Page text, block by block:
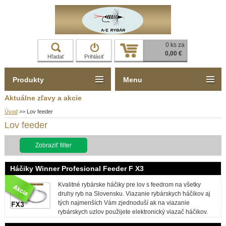
Hľadať Prihlásiť
0 ks za
0,00 €
Aktuálne zľavy a akcie
Úvod >> Lov feeder
Lov feeder
Zobraziť filter
Háčiky Winner Profesional Feeder F X3
Kvalitné rybárske háčiky pre lov s feedrom na všetky
druhy ryb na Slovensku. Viazanie rybárskych háčikov aj
tých najmenších Vám zjednoduší ak na viazanie
rybárskych uzlov použijete elektronický viazač háčikov.
Produkty Menu